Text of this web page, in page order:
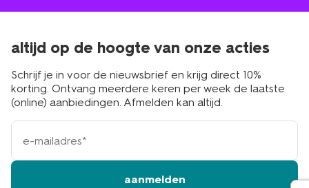
altijd op de hoogte van onze acties
Schrijf je in voor de nieuwsbrief en krijg direct 10%
korting. Ontvang meerdere keren per week de laatste
(online) aanbiedingen. Afmelden kan altijd.
e-
mailadres
aanmelden